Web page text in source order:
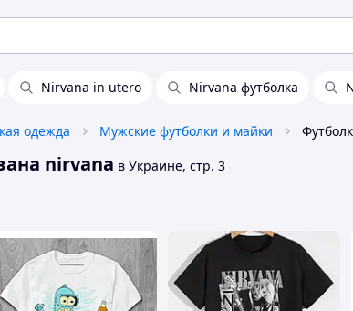
Nirvana in utero Nirvana футболка
одежда Мужские футболки и майки
nirvana в Украине, стр. 3